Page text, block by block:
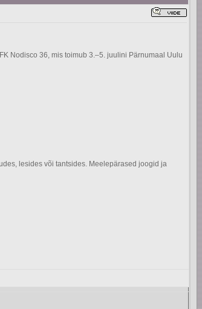
Nodisco 36, mis toimub 3.–5. juulini Pärnumaal Uulu
lesides või tantsides. Meelepärased joogid ja